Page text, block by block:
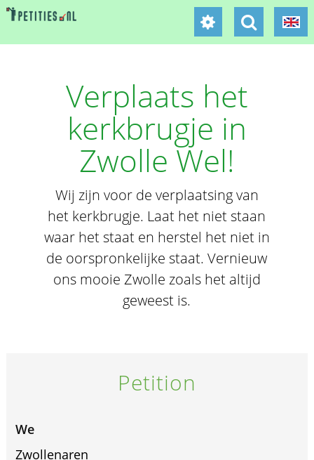
Verplaats het
kerkbrugje in
Zwolle Wel!
Wij zijn voor de verplaatsing van
het kerkbrugje. Laat het niet staan
waar het staat en herstel het niet in
de oorspronkelijke staat. Vernieuw
ons mooie Zwolle zoals het altijd
geweest is.
Petition
We
Zwollenaren